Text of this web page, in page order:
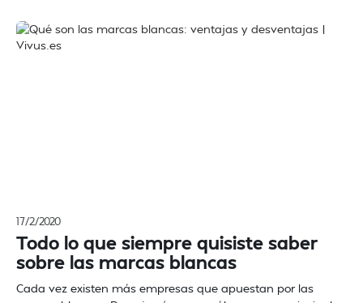
17/2/2020
Todo lo que siempre quisiste saber
sobre las marcas blancas
Cada vez existen más empresas que apuestan por las